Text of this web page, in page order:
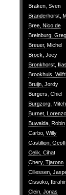
Braken, Sven
Branderhorst,
Bree, Nico de
Breinburg,
Breuer, Michel
Brock, Joey
Bronkhorst, Ilias
Brookhuis,
Bruijn, Jordy
Burgers, Chiel
Burgzorg,
Burnet, Lorenzo
Buwalda, Robin
Carbo, Willy
Castillion,
Celik, Cihat
Chery, Tjaronn
Cillessen,
Cissoko,
Clein, Jonas